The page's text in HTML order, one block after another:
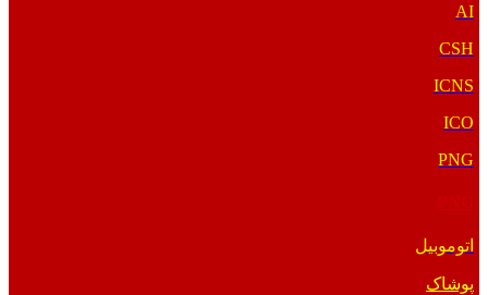
AI
CSH
ICNS
ICO
PNG
اتوموبیل
پوشاک